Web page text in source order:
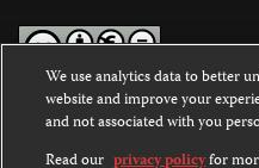
Except where noted, text on this
Commons Attribution-
International License.
We use analytics data to better
website and improve your
and not associated with you
Read our privacy policyfor